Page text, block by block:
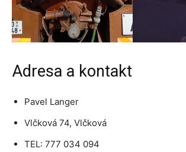
Adresa a kontakt
Pavel Langer
Vlčková 74, Vlčková
TEL: 777 034 094